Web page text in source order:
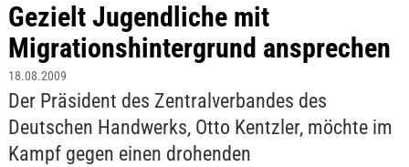
Gezielt Jugendliche mit
Migrationshintergrund ansprechen
18.08.2009
Der Präsident des Zentralverbandes des
Deutschen Handwerks, Otto Kentzler, möchte im
Kampf gegen einen drohenden